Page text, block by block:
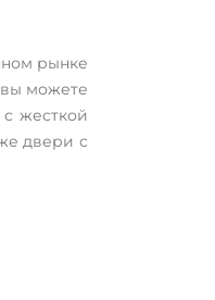
рынке
можете
жесткой
двери с